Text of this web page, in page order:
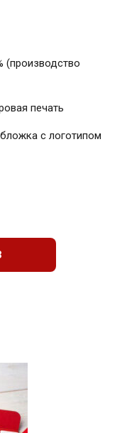
(производство
печать
с логотипом